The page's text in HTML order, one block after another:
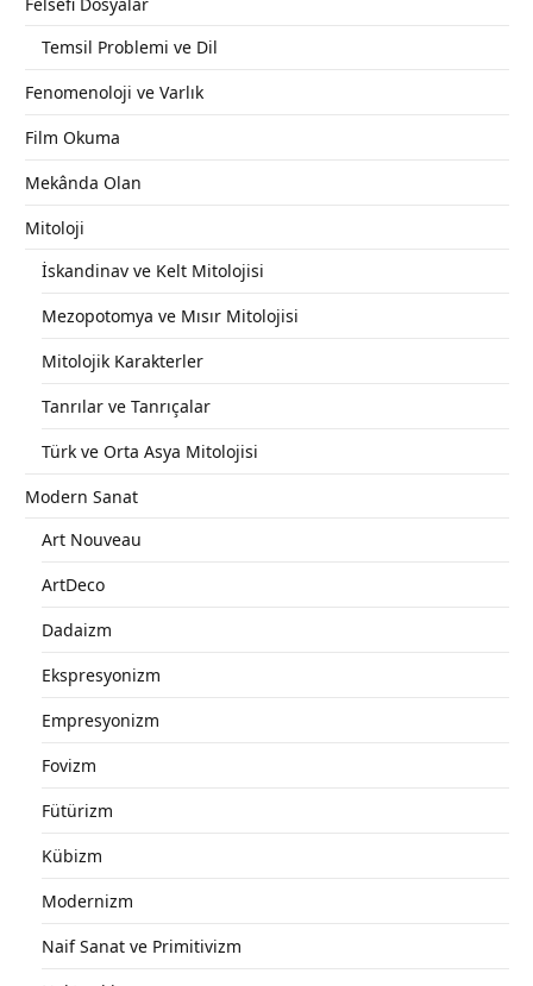
Temsil Problemi ve Dil
Fenomenoloji ve Varlık
Film Okuma
Mekânda Olan
Mitoloji
İskandinav ve Kelt Mitolojisi
Mezopotomya ve Mısır Mitolojisi
Mitolojik Karakterler
Tanrılar ve Tanrıçalar
Türk ve Orta Asya Mitolojisi
Modern Sanat
Art Nouveau
ArtDeco
Dadaizm
Ekspresyonizm
Empresyonizm
Fovizm
Fütürizm
Kübizm
Modernizm
Naif Sanat ve Primitivizm